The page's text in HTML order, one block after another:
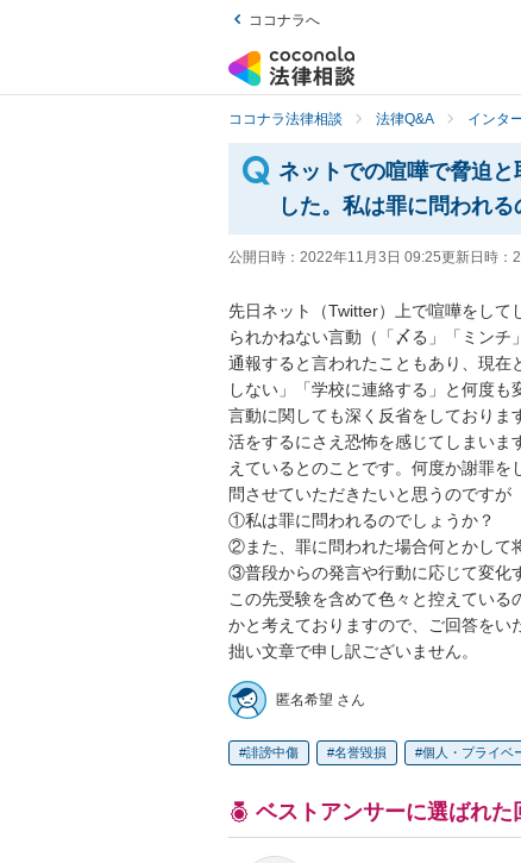
ココナラへ
ココナラ法律相談 法律Q&A インタ
ネットでの喧嘩で脅迫
した。私は罪に問われる
公開日時： 2022年11月3日 09:25更新日時：
先日ネット（Twitter）上で喧嘩をして
られかねない言動（「〆る」「ミン
通報すると言われたこともあり、現在
しない」「学校に連絡する」と何度も
言動に関しても深く反省をしておりま
活をするにさえ恐怖を感じてしまい
えているとのことです。何度か謝罪
問させていただきたいと思うのですが
①私は罪に問われるのでしょうか？
②また、罪に問われた場合何とかして
③普段からの発言や行動に応じて変化
この先受験を含めて色々と控えてい
かと考えておりますので、ご回答をい
拙い文章で申し訳ございません。
匿名希望 さん
誹謗中傷 名誉毀損 個人・プライベ
ベストアンサーに選ばれた